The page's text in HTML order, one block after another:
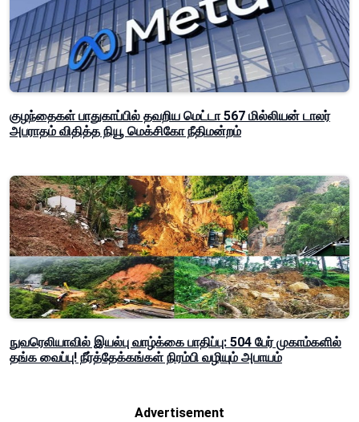
குழந்தைகள் பாதுகாப்பில் தவறிய மெட்டா 567 மில்லியன் டாலர்
அபராதம் விதித்த நியூ மெக்சிகோ நீதிமன்றம்
நுவரெலியாவில் இயல்பு வாழ்க்கை பாதிப்பு: 504 பேர் முகாம்களில்
தங்க வைப்பு! நீர்த்தேக்கங்கள் நிரம்பி வழியும் அபாயம்
Advertisement